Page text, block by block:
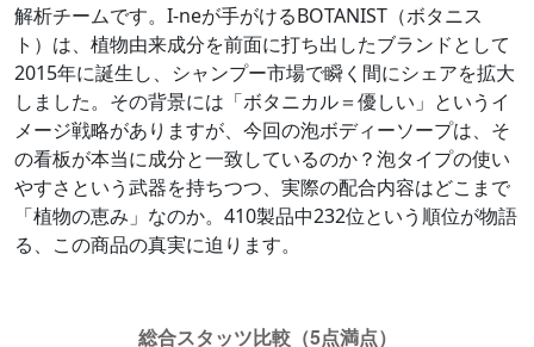
解析チームです。I-neが手がけるBOTANIST（ボタニス
ト）は、植物由来成分を前面に打ち出したブランドとして
2015年に誕生し、シャンプー市場で瞬く間にシェアを拡大
しました。その背景には「ボタニカル＝優しい」というイ
メージ戦略がありますが、今回の泡ボディーソープは、そ
の看板が本当に成分と一致しているのか？泡タイプの使い
やすさという武器を持ちつつ、実際の配合内容はどこまで
「植物の恵み」なのか。410製品中232位という順位が物語
る、この商品の真実に迫ります。